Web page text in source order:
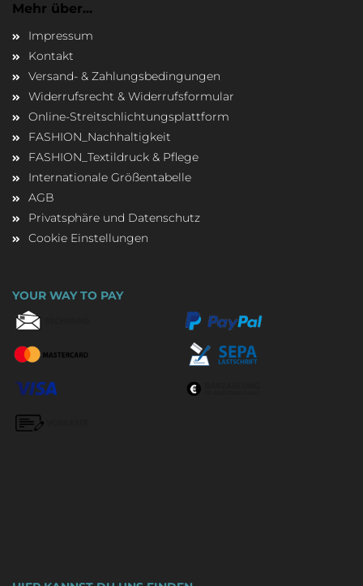
Mehr über...
Impressum
Kontakt
Versand- & Zahlungsbedingungen
Widerrufsrecht & Widerrufsformular
Online-Streitschlichtungsplattform
FASHION_Nachhaltigkeit
FASHION_Textildruck & Pflege
Internationale Größentabelle
AGB
Privatsphäre und Datenschutz
Cookie Einstellungen
YOUR WAY TO PAY